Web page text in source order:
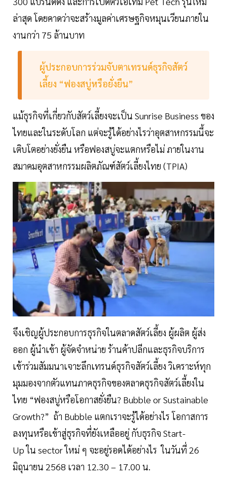
ล่าสุด โดยคาดว่าจะสร้างมูลค่าเศรษฐกิจหมุนเวียนภายใน
งานกว่า 75 ล้านบาท
ผู้ประกอบการร่วมจับตาเทรนด์ธุรกิจสัตว์
เลี้ยง “ฟองสบู่หรือยั่งยืน”
แม้ธุรกิจที่เกี่ยวกับสัตว์เลี้ยงจะเป็น Sunrise Business ของ
ไทยและในระดับโลก แต่จะรู้ได้อย่างไรว่าอุตสาหกรรมนี้จะ
เติบโตอย่างยั่งยืน หรือฟองสบู่จะแตกหรือไม่ ภายในงาน
สมาคมอุตสาหกรรมผลิตภัณฑ์สัตว์เลี้ยงไทย (TPIA)
จึงเชิญผู้ประกอบการธุรกิจในตลาดสัตว์เลี้ยง ผู้ผลิต ผู้ส่ง
ออก ผู้นำเข้า ผู้จัดจำหน่าย ร้านค้าปลีกและธุรกิจบริการ
เข้าร่วมสัมมนาเจาะลึกเทรนด์ธุรกิจสัตว์เลี้ยง วิเคราะห์ทุก
มุมมองจากตัวแทนภาคธุรกิจของตลาดธุรกิจสัตว์เลี้ยงใน
ไทย “ฟองสบู่หรือโอกาสยั่งยืน? Bubble or Sustainable
Growth?” ถ้า Bubble แตกเราจะรู้ได้อย่างไร โอกาสการ
ลงทุนหรือเข้าสู่ธุรกิจที่ยังเหลืออยู่ กับธุรกิจ Start-
Up ใน sector ใหม่ ๆ จะอยู่รอดได้อย่างไร ในวันที่ 26
มิถุนายน 2568 เวลา 12.30 – 17.00 น.